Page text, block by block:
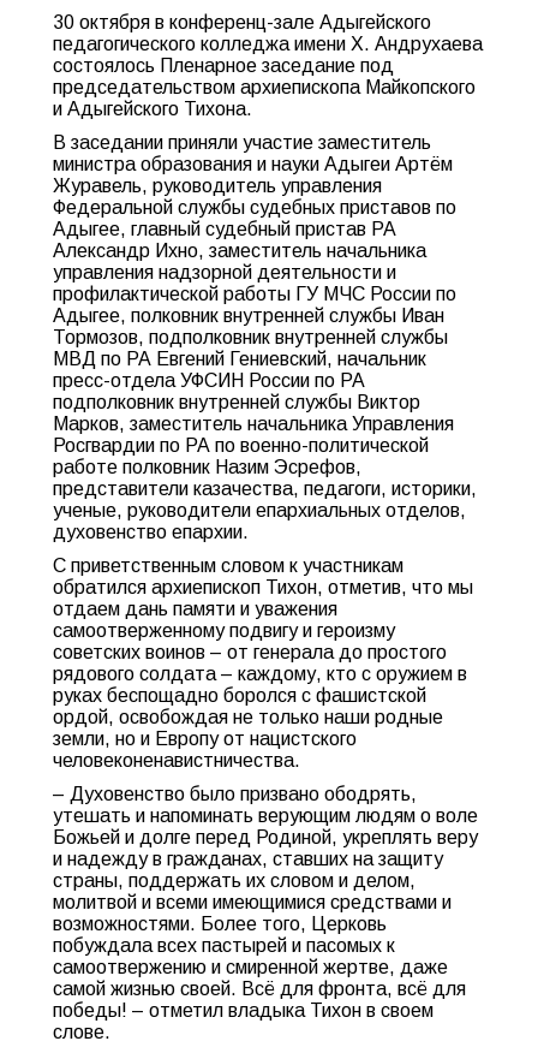
30 октября в конференц-зале Адыгейского
педагогического колледжа имени Х. Андрухаева
состоялось Пленарное заседание под
председательством архиепископа Майкопского
и Адыгейского Тихона.
В заседании приняли участие заместитель
министра образования и науки Адыгеи Артём
Журавель, руководитель управления
Федеральной службы судебных приставов по
Адыгее, главный судебный пристав РА
Александр Ихно, заместитель начальника
управления надзорной деятельности и
профилактической работы ГУ МЧС России по
Адыгее, полковник внутренней службы Иван
Тормозов, подполковник внутренней службы
МВД по РА Евгений Гениевский, начальник
пресс-отдела УФСИН России по РА
подполковник внутренней службы Виктор
Марков, заместитель начальника Управления
Росгвардии по РА по военно-политической
работе полковник Назим Эсрефов,
представители казачества, педагоги, историки,
ученые, руководители епархиальных отделов,
духовенство епархии.
С приветственным словом к участникам
обратился архиепископ Тихон, отметив, что мы
отдаем дань памяти и уважения
самоотверженному подвигу и героизму
советских воинов – от генерала до простого
рядового солдата – каждому, кто с оружием в
руках беспощадно боролся с фашистской
ордой, освобождая не только наши родные
земли, но и Европу от нацистского
человеконенавистничества.
– Духовенство было призвано ободрять,
утешать и напоминать верующим людям о воле
Божьей и долге перед Родиной, укреплять веру
и надежду в гражданах, ставших на защиту
страны, поддержать их словом и делом,
молитвой и всеми имеющимися средствами и
возможностями. Более того, Церковь
побуждала всех пастырей и пасомых к
самоотвержению и смиренной жертве, даже
самой жизнью своей. Всё для фронта, всё для
победы! – отметил владыка Тихон в своем
слове.